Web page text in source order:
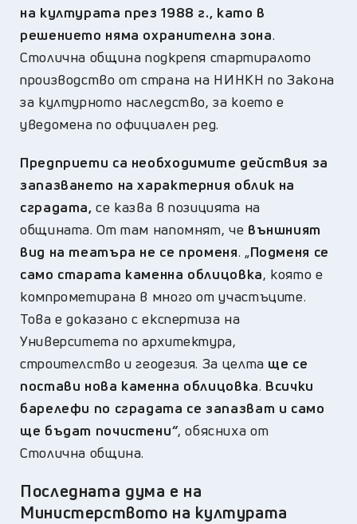
на културата през 1988 г., като в
решението няма охранителна зона.
Столична община подкрепя стартиралото
производство от страна на НИНКН по Закона
за културното наследство, за което е
уведомена по официален ред.
Предприети са необходимите действия за
запазването на характерния облик на
сградата, се казва в позицията на
общината. От там напомнят, че външният
вид на театъра не се променя. „Подменя се
само старата каменна облицовка, която е
компрометирана в много от участъците.
Това е доказано с експертиза на
Университета по архитектура,
строителство и геодезия. За целта ще се
постави нова каменна облицовка. Всички
барелефи по сградата се запазват и само
ще бъдат почистени“, обясниха от
Столична община.
Последната дума е на
Министерството на културата